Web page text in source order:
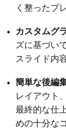
く整ったプ
カスタムグ
ズに基づい
スライド内
簡単な後編
レイアウト
最終的な仕
めの十分な